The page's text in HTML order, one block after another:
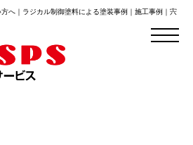
へ｜ラジカル制御塗料による塗装事例｜施工事例｜宍